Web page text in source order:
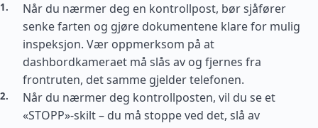
Når du nærmer deg en kontrollpost, bør sjåfører
senke farten og gjøre dokumentene klare for mulig
inspeksjon. Vær oppmerksom på at
dashbordkameraet må slås av og fjernes fra
frontruten, det samme gjelder telefonen.
Når du nærmer deg kontrollposten, vil du se et
«STOPP»-skilt – du må stoppe ved det, slå av